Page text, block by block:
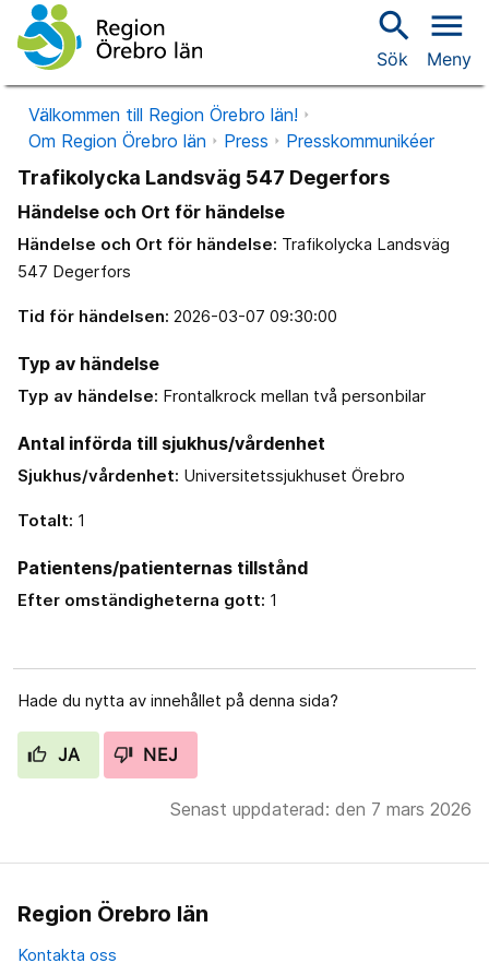
search
Sök
menu
Meny
Välkommen till Region Örebro län!
Om Region Örebro län
Press Presskommunikéer
Trafikolycka Landsväg 547 Degerfors
Händelse och Ort för händelse
Händelse och Ort för händelse: Trafikolycka Landsväg
547 Degerfors
Tid för händelsen: 2026-03-07 09:30:00
Typ av händelse
Typ av händelse: Frontalkrock mellan två personbilar
Antal införda till sjukhus/vårdenhet
Sjukhus/vårdenhet: Universitetssjukhuset Örebro
Totalt: 1
Patientens/patienternas tillstånd
Efter omständigheterna gott: 1
Hade du nytta av innehållet på denna sida?
JA NEJ
Senast uppdaterad: den 7 mars 2026
Region Örebro län
Kontakta oss